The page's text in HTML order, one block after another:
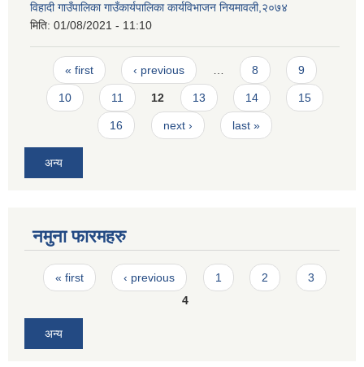
विहादी गाउँपालिका गाउँकार्यपालिका कार्यविभाजन नियमावली,२०७४
मिति: 01/08/2021 - 11:10
Pages
« first ‹ previous 8 9
10 11 12 13 14 15
16 next › last »
अन्य
नमुना फारमहरु
Pages
« first ‹ previous 1 2
3
4
अन्य